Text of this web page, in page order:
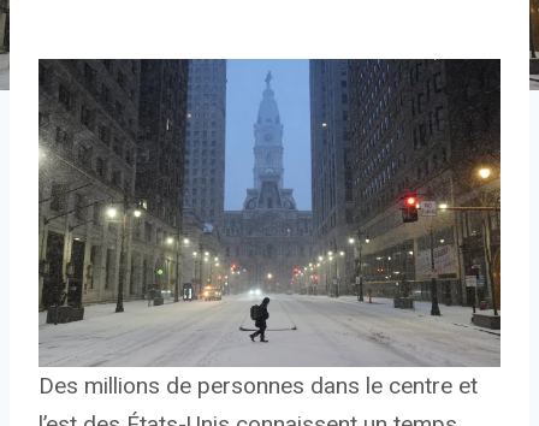
Des millions de personnes dans le centre et